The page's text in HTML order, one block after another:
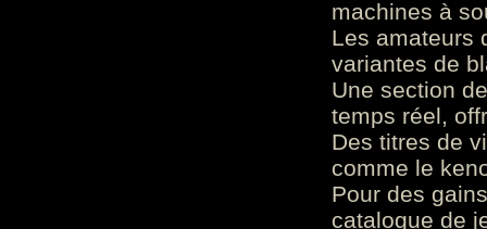
machines à
Les amateurs
variantes de
Une section
temps réel,
Des titres de
comme le
Pour des
catalogue de